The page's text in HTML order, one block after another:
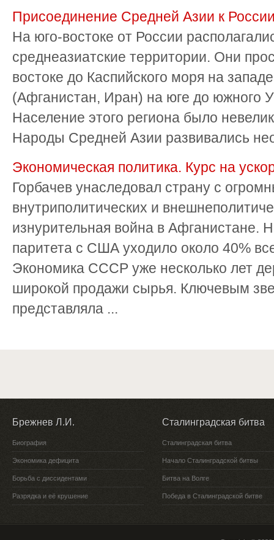
Присоединение Средней Азии к
На юго-востоке от России
среднеазиатские территории. Они
востоке до Каспийского моря на
(Афганистан, Иран) на юге до южного
Население этого региона было
Народы Средней Азии развивались
Экономическая политика. Курс на
Горбачев унаследовал страну с
внутриполитических и
изнурительная война в Афганистане.
паритета с США уходило около 40%
Экономика СССР уже несколько лет
широкой продажи сырья. Ключевым
представляла ...
Брежнев Л.И.
Биография
Экономика дефицита
Борьба с диссидентами
Разрядка и её крушение
Сталинградская битва
Сталинградская битва
Начало Сталинградской битвы
Битва на Волге
Победа в Сталинградской битве